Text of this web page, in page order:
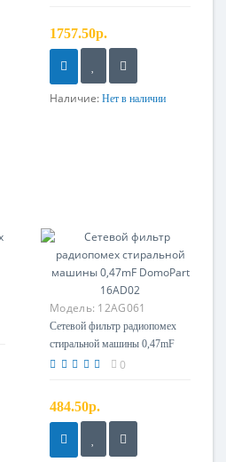
1757.50р.
Наличие: Нет в наличии
Модель: 12AG061
Сетевой фильтр радиопомех
стиральной машины 0,47mF
DomoPart 16AD02
0
484.50р.